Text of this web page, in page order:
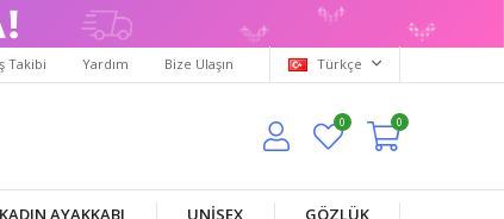
Takibi Yardım Bize Ulaşın Türkçe
0 0
KADIN AYAKKABI UNİSEX GÖZLÜK